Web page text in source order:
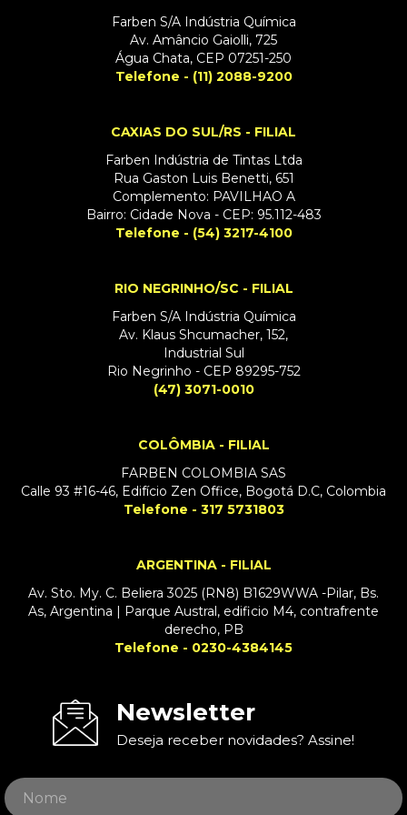
Farben S/A Indústria Química
Av. Amâncio Gaiolli, 725
Água Chata, CEP 07251-250
Telefone - (11) 2088-9200
CAXIAS DO SUL/RS - FILIAL
Farben Indústria de Tintas Ltda
Rua Gaston Luis Benetti, 651
Complemento: PAVILHAO A
Bairro: Cidade Nova - CEP: 95.112-483
Telefone - (54) 3217-4100
RIO NEGRINHO/SC - FILIAL
Farben S/A Indústria Química
Av. Klaus Shcumacher, 152,
Industrial Sul
Rio Negrinho - CEP 89295-752
(47) 3071-0010
COLÔMBIA - FILIAL
FARBEN COLOMBIA SAS
Calle 93 #16-46, Edifício Zen Office, Bogotá D.C, Colombia
Telefone - 317 5731803
ARGENTINA - FILIAL
Av. Sto. My. C. Beliera 3025 (RN8) B1629WWA -Pilar, Bs.
As, Argentina | Parque Austral, edificio M4, contrafrente
derecho, PB
Telefone - 0230-4384145
Newsletter
Deseja receber novidades? Assine!